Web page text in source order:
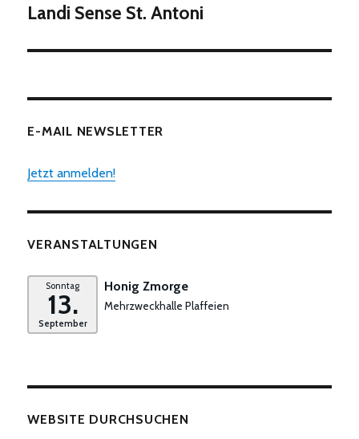
Beitrag:
Landi Sense St. Antoni
E-MAIL NEWSLETTER
Jetzt anmelden!
VERANSTALTUNGEN
Sonntag
13.
September
Honig Zmorge
Mehrzweckhalle Plaffeien
WEBSITE DURCHSUCHEN